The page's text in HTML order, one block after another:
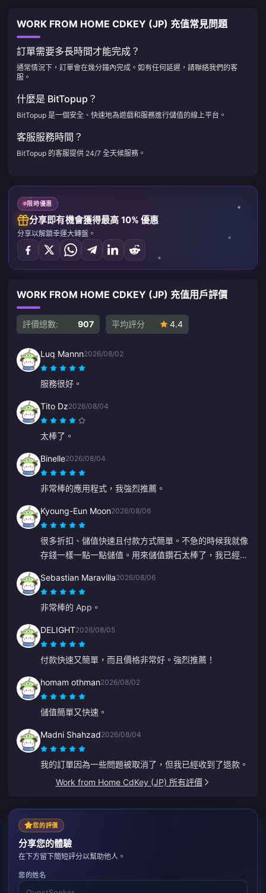
WORK FROM HOME CDKEY (JP) 充值常見問題
訂單需要多長時間才能完成？
通常情況下，訂單會在幾分鐘內完成。如有任何延遲，請聯絡我們的客
服。
什麼是 BitTopup？
BitTopup 是一個安全、快速地為遊戲和服務進行儲值的線上平台。
客服服務時間？
BitTopup 的客服提供 24/7 全天候服務。
限時優惠
分享即有機會獲得最高 10% 優惠
分享以解鎖幸運大轉盤。
WORK FROM HOME CDKEY (JP) 充值用戶評價
評價總數: 907 平均評分 4.4
Luq Mannn2026/08/02
服務很好。
Tito Dz2026/08/04
太棒了。
Binelle2026/08/04
非常棒的應用程式，我強烈推薦。
Kyoung-Eun Moon2026/08/06
很多折扣、儲值快速且付款方式簡單。不急的時候我就像
存錢一樣一點一點儲值。用來儲值鑽石太棒了，我已經推
Sebastian Maravilla2026/08/06
非常棒的 App。
DELIGHT2026/08/05
付款快速又簡單，而且價格非常好。強烈推薦！
homam othman2026/08/02
儲值簡單又快速。
Madni Shahzad2026/08/04
我的訂單因為一些問題被取消了，但我已經收到了退款。
Work from Home CdKey (JP) 所有評價
您的評價
分享您的體驗
在下方留下簡短評分以幫助他人。
您的姓名